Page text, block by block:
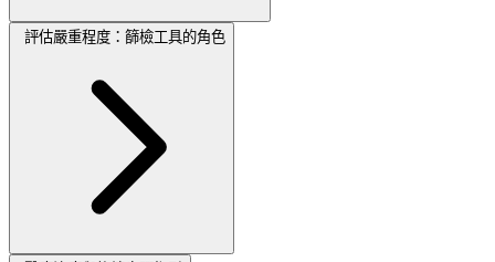
評估嚴重程度：篩檢工具的角色